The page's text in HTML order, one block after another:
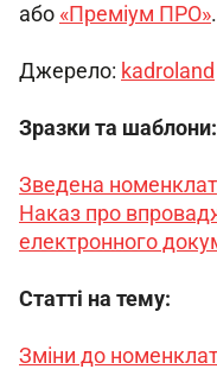
або «Преміум ПРО».
Джерело: kadroland
Зразки та шаблони:
Зведена
Наказ про
електронного
Статті на тему:
Зміни до